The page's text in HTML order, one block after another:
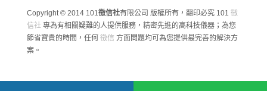
Copyright © 2014 101徵信社有限公司 版權所有，翻印必究101 徵
信社 專為有相關疑難的人提供服務，精密先進的高科技儀器；為您
節省寶貴的時間，任何 徵信 方面問題均可為您提供最完善的解決方
案。